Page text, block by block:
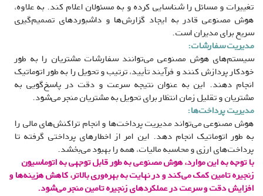
تغییرات و مسائل را شناسایی کرده و به مسئولان اعلام کند. به علاوه،
هوش مصنوعی قادر به ایجاد گزارش‌ها و داشبوردهای تصمیم‌گیری
سریع برای مدیران است.
مدیریت سفارشات:
سیستم‌های هوش مصنوعی می‌توانند سفارشات مشتریان را به طور
خودکار پردازش کنند و فرآیند تأیید، ترتیب و تحویل را به طور اتوماتیک
انجام دهند. این به عنوان نتیجه سرعت و دقت در پاسخ‌گویی به
مشتریان و تقلیل زمان انتظار برای تحویل به مشتریان منجر می‌شود.
مدیریت پرداخت‌ها:
هوش مصنوعی می‌تواند مدیریت پرداخت‌ها و انجام تراکنش‌های مالی را
به طور اتوماتیک انجام دهد. این امر از اخطارهای پرداختی گرفته تا
پرداخت‌های ارزی و محاسبه مالیات، همه را بهبود می‌بخشد.
با توجه به این موارد، هوش مصنوعی به طور قابل توجهی به اتوماسیون
زنجیره تامین کمک می‌کند و در نهایت به بهره‌وری بالاتر، کاهش هزینه‌ها و
افزایش دقت و سرعت در عملکردهای زنجیره تامین منجر می‌شود.